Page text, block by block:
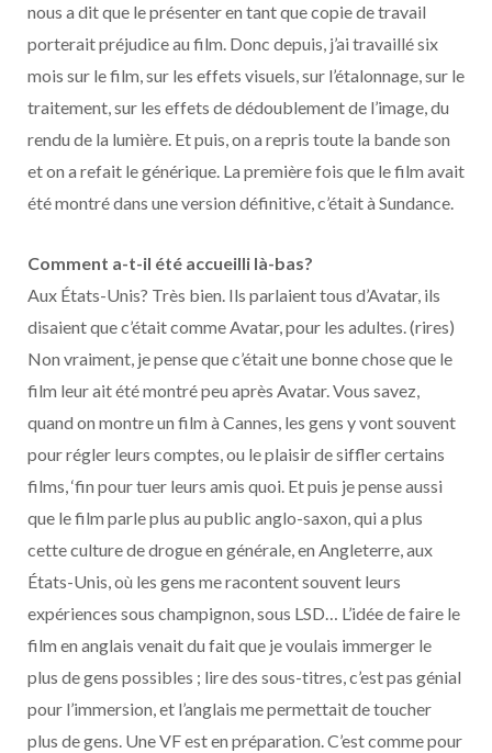
nous a dit que le présenter en tant que copie de travail
porterait préjudice au film. Donc depuis, j’ai travaillé six
mois sur le film, sur les effets visuels, sur l’étalonnage, sur le
traitement, sur les effets de dédoublement de l’image, du
rendu de la lumière. Et puis, on a repris toute la bande son
et on a refait le générique. La première fois que le film avait
été montré dans une version définitive, c’était à Sundance.
Comment a-t-il été accueilli là-bas?
Aux États-Unis? Très bien. Ils parlaient tous d’Avatar, ils
disaient que c’était comme Avatar, pour les adultes. (rires)
Non vraiment, je pense que c’était une bonne chose que le
film leur ait été montré peu après Avatar. Vous savez,
quand on montre un film à Cannes, les gens y vont souvent
pour régler leurs comptes, ou le plaisir de siffler certains
films, ‘fin pour tuer leurs amis quoi. Et puis je pense aussi
que le film parle plus au public anglo-saxon, qui a plus
cette culture de drogue en générale, en Angleterre, aux
États-Unis, où les gens me racontent souvent leurs
expériences sous champignon, sous LSD… L’idée de faire le
film en anglais venait du fait que je voulais immerger le
plus de gens possibles ; lire des sous-titres, c’est pas génial
pour l’immersion, et l’anglais me permettait de toucher
plus de gens. Une VF est en préparation. C’est comme pour